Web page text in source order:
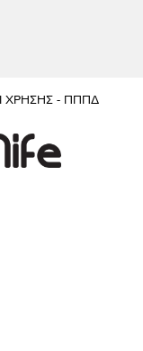
ΧΡΉΣΗΣ - ΠΠΠΔ